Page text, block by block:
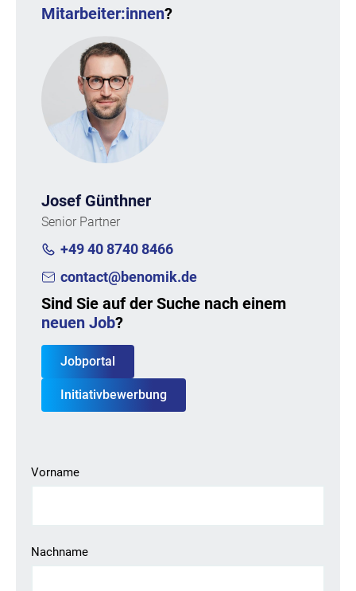
Vorname
Nachname
Mitarbeiter:innen?
Josef Günthner
Senior Partner
+49 40 8740 8466
contact@benomik.de
Sind Sie auf der Suche nach einem
neuen Job?
Jobportal
Initiativbewerbung